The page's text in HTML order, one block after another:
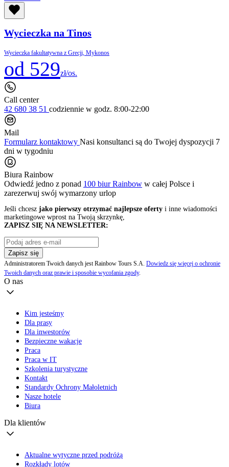
Wycieczka na Tinos
Wycieczka fakultatywna z Grecji, Mykonos
od 529zł/os.
Call center
42 680 38 51 codziennie w godz. 8:00-22:00
Mail
Formularz kontaktowy Nasi konsultanci są do Twojej dyspozycji 7
dni w tygodniu
Biura Rainbow
Odwiedź jedno z ponad 100 biur Rainbow w całej Polsce i
zarezerwuj swój wymarzony urlop
Jeśli chcesz jako pierwszy otrzymać najlepsze oferty i inne wiadomości
marketingowe wprost na Twoją skrzynkę,
ZAPISZ SIĘ NA NEWSLETTER:
Zapisz się
Administratorem Twoich danych jest Rainbow Tours S.A. Dowiedz się więcej o ochronie
Twoich danych oraz prawie i sposobie wycofania zgody.
O nas
Kim jesteśmy
Dla prasy
Dla inwestorów
Bezpieczne wakacje
Praca
Praca w IT
Szkolenia turystyczne
Kontakt
Standardy Ochrony Małoletnich
Nasze hotele
Biura
Dla klientów
Aktualne wytyczne przed podróżą
Rozkłady lotów